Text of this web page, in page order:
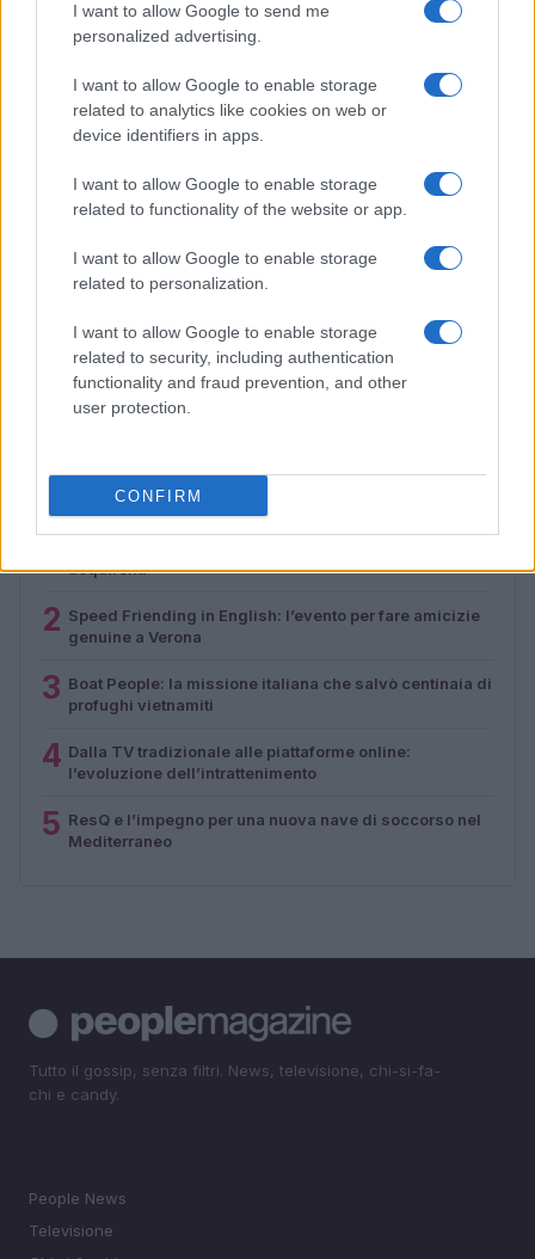
I want to allow Google to send me
personalized advertising.
I want to allow Google to enable storage
related to analytics like cookies on web or
device identifiers in apps.
I want to allow Google to enable storage
related to functionality of the website or app.
I want to allow Google to enable storage
related to personalization.
I want to allow Google to enable storage
related to security, including authentication
functionality and fraud prevention, and other
user protection.
CONFIRM
TELEVISIONE
Boat People: la missione italiana che salvò centinaia di
profughi vietnamiti
Cristian Castiglioni · 7 Ago 2026
PIÙ LETTI
acquirenti
2 Speed Friending in English: l’evento per fare amicizie
genuine a Verona
3 Boat People: la missione italiana che salvò centinaia di
profughi vietnamiti
4 Dalla TV tradizionale alle piattaforme online:
l’evoluzione dell’intrattenimento
5 ResQ e l’impegno per una nuova nave di soccorso nel
Mediterraneo
Tutto il gossip, senza filtri. News, televisione, chi-si-fa-
chi e candy.
People News
Televisione